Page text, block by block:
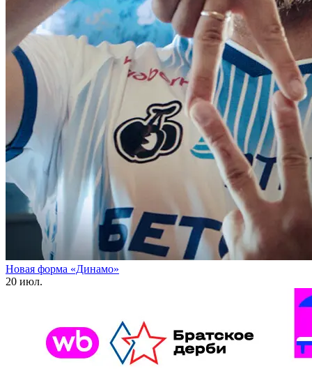
Новая форма «Динамо»
20 июл.